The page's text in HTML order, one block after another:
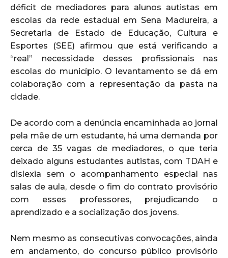
déficit de mediadores para alunos autistas em
escolas da rede estadual em Sena Madureira, a
Secretaria de Estado de Educação, Cultura e
Esportes (SEE) afirmou que está verificando a
“real” necessidade desses profissionais nas
escolas do município. O levantamento se dá em
colaboração com a representação da pasta na
cidade.
De acordo com a denúncia encaminhada ao jornal
pela mãe de um estudante, há uma demanda por
cerca de 35 vagas de mediadores, o que teria
deixado alguns estudantes autistas, com TDAH e
dislexia sem o acompanhamento especial nas
salas de aula, desde o fim do contrato provisório
com esses professores, prejudicando o
aprendizado e a socialização dos jovens.
Nem mesmo as consecutivas convocações, ainda
em andamento, do concurso público provisório